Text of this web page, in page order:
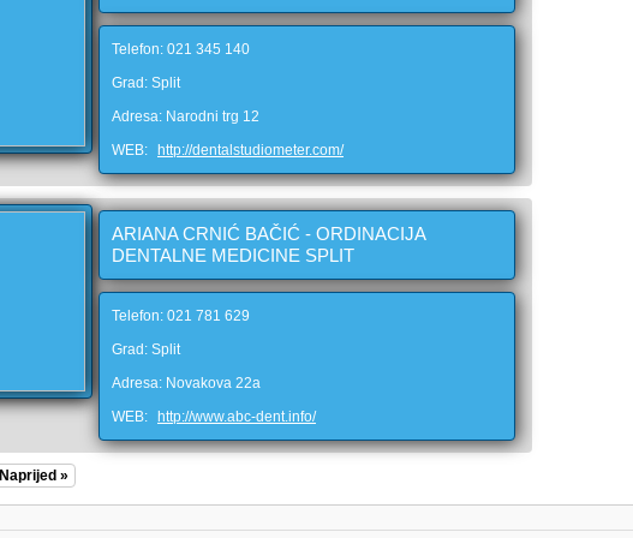
Telefon: 021 345 140
Grad: Split
Adresa: Narodni trg 12
WEB:
http://dentalstudiometer.com/
ARIANA CRNIĆ BAČIĆ - ORDINACIJA
DENTALNE MEDICINE SPLIT
Telefon: 021 781 629
Grad: Split
Adresa: Novakova 22a
WEB:
http://www.abc-dent.info/
Naprijed »